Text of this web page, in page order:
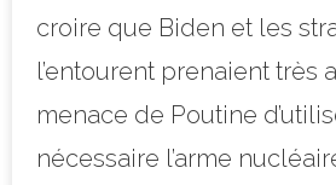
croire que Biden et les
l’entourent prenaient très
menace de Poutine
nécessaire l’arme